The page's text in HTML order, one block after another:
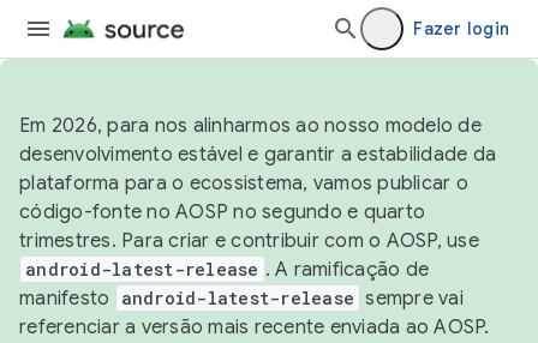
Fazer login
Em 2026, para nos alinharmos ao nosso modelo de
desenvolvimento estável e garantir a estabilidade da
plataforma para o ecossistema, vamos publicar o
código-fonte no AOSP no segundo e quarto
trimestres. Para criar e contribuir com o AOSP, use
android-latest-release . A ramificação de
manifesto
android-latest-release sempre vai
referenciar a versão mais recente enviada ao AOSP.